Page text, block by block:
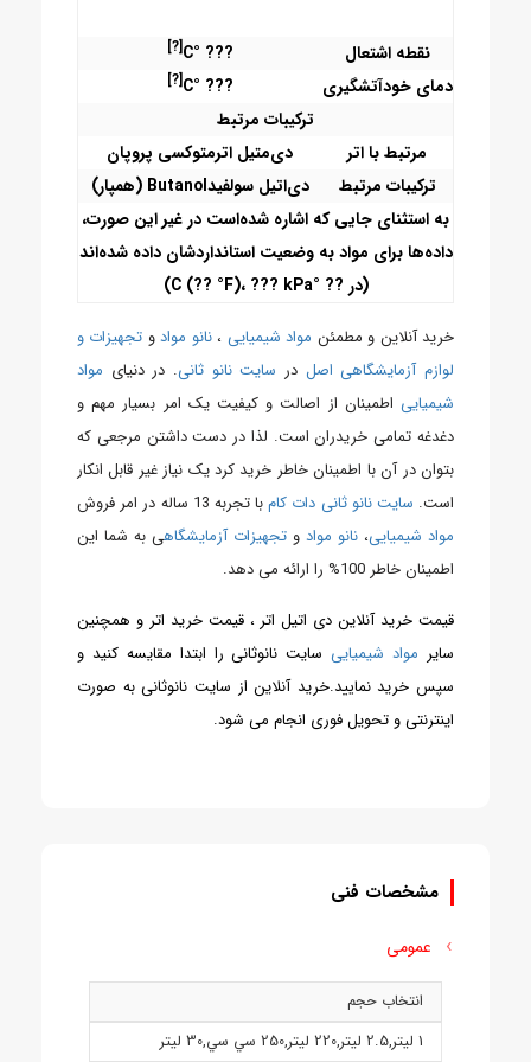
نقطه اشتعال ??? °C
[?]
دمای خودآتشگیری ??? °C
[?]
ترکیبات مرتبط
مرتبط با اتر
دی‌متیل اترمتوکسی پروپان
ترکیبات مرتبط
دی‌اتیل سولفیدButanol (همپار)
به استثنای جایی که اشاره شده‌است در غیر این صورت،
داده‌ها برای مواد به وضعیت استانداردشان داده شده‌اند
(در ?? °C (?? °F)، ??? kPa)
خرید آنلاین و مطمئن مواد شیمیایی ،نانو موادو تجهیزات و
لوازم آزمایشگاهی اصل در سایت نانو ثانی. در دنیای مواد
شیمیایی اطمینان از اصالت و کیفیت یک امر بسیار مهم و
دغدغه تمامی خریدران است. لذا در دست داشتن مرجعی که
بتوان در آن با اطمینان خاطر خرید کرد یک نیاز غیر قابل انکار
است. سایت نانو ثانی دات کامبا تجربه 13 ساله در امر فروش
مواد شیمیایی، نانو مواد و تجهیزات آزمایشگاهی به شما این
اطمینان خاطر 100% را ارائه می دهد.
قیمت خرید آنلاین دی اتیل اتر ، قیمت خرید اتر و همچنین
سایر مواد شیمیایی سایت نانوثانی را ابتدا مقایسه کنید و
سپس خرید نمایید.خرید آنلاین از سایت نانوثانی به صورت
اینترنتی و تحویل فوری انجام می شود.
مشخصات فنی
عمومی
انتخاب حجم
1 ليتر
,2.5 ليتر ,220 ليتر ,250 سي سي ,30 ليتر